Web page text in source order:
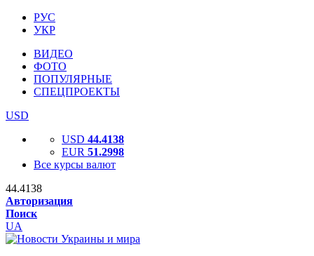
РУС
УКР
ВИДЕО
ФОТО
ПОПУЛЯРНЫЕ
СПЕЦПРОЕКТЫ
USD
USD 44.4138
EUR 51.2998
Все курсы валют
44.4138
Авторизация
Поиск
UA